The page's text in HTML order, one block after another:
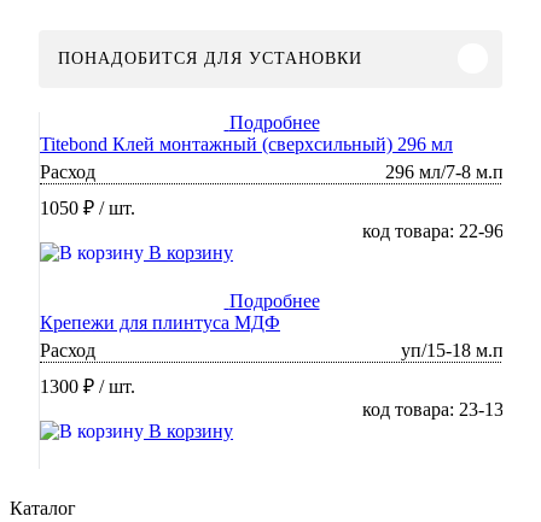
ПОНАДОБИТСЯ ДЛЯ УСТАНОВКИ
Подробнее
Titebond Клей монтажный (сверхсильный) 296 мл
Расход
296 мл/7-8 м.п
1050 ₽ / шт.
код товара: 22-96
В корзину
Подробнее
Крепежи для плинтуса МДФ
Расход
уп/15-18 м.п
1300 ₽ / шт.
код товара: 23-13
В корзину
Каталог